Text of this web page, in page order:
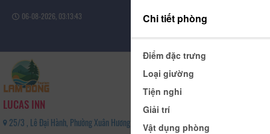
06-08-2026, 03:13:44
Đăng nhập
LUCAS INN
25/3 , Lê Đại Hành, Phường Xuân Hương - Đà Lạt, Tỉnh Lâm Đồng - 02633815816
Chi tiết phòng
Điểm đặc trưng
Loại giường
Tiện nghi
Giải trí
Vật dụng phòng